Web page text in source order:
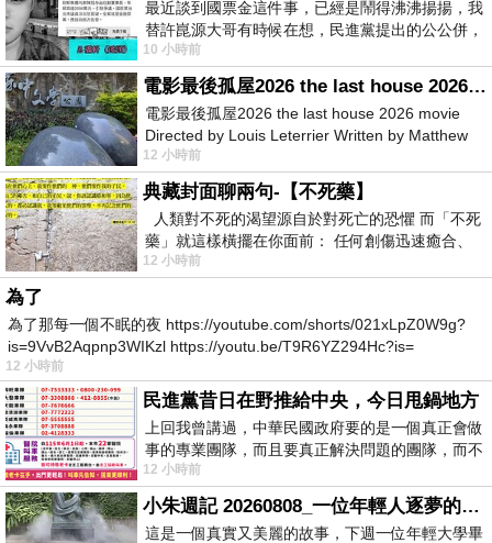
最近談到國票金這件事，已經是鬧得沸沸揚揚，我
替許崑源大哥有時候在想，民進黨提出的公公併，
其實就是想要國庫通黨庫，鬧出最大的醜
10 小時前
電影最後孤屋2026 the last house 2026 movie
電影最後孤屋2026 the last house 2026 movie
Directed by Louis Leterrier Written by Matthew
Robinson Starring Greta Lee Wa
12 小時前
典藏封面聊兩句-【不死藥】
人類對不死的渴望源自於對死亡的恐懼 而「不死
藥」就這樣橫擺在你面前： 任何創傷迅速癒合、
停止衰老、痛覺消失…堪
12 小時前
為了
為了那每一個不眠的夜 https://youtube.com/shorts/021xLpZ0W9g?
is=9VvB2Aqpnp3WIKzl https://youtu.be/T9R6YZ294Hc?is=
12 小時前
民進黨昔日在野推給中央，今日甩鍋地方
上回我曾講過，中華民國政府要的是一個真正會做
事的專業團隊，而且要真正解決問題的團隊，而不
是只會到處甩鍋的雙標團隊，最近民進黨
12 小時前
小朱週記 20260808_一位年輕人逐夢的真實故事
這是一個真實又美麗的故事，下週一位年輕大學畢